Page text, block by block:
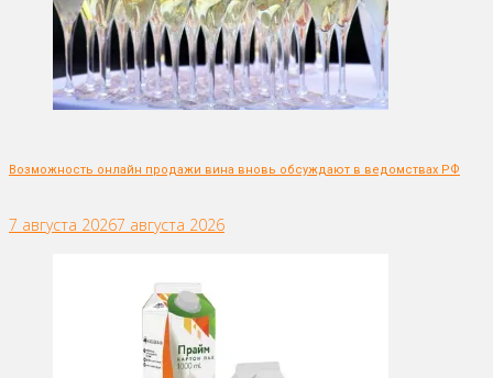
Возможность онлайн продажи вина вновь обсуждают в ведомствах РФ
7 августа 20267 августа 2026